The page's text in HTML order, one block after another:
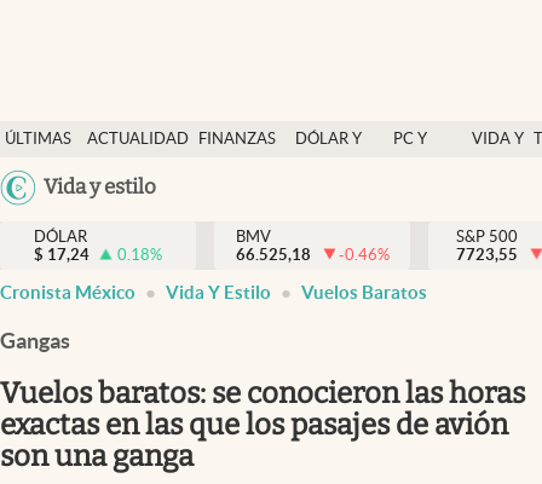
ÚLTIMAS
NOTICIAS
ACTUALIDAD
FINANZAS
DÓLAR Y
PC Y
VIDA Y
México
Vida y estilo
Actualidad
Finanzas y economía
Dólar y mercados
Pc y celular
Vida y estilo
DÓLAR
$ 17,24 0.18%
BMV
66.525,18
-0.46%
S&P 500
7723,55
Cronista México Vida Y Estilo Vuelos Baratos
Gangas
Vuelos baratos: se conocieron las horas
exactas en las que los pasajes de avión
son una ganga